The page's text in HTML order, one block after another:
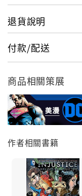
退貨說明
付款/配送
商品相關策展
作者相關書籍